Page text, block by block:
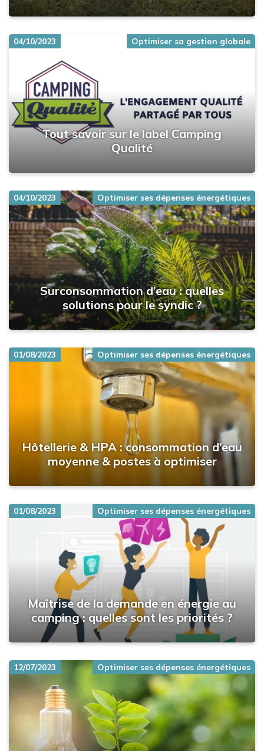
Tout savoir sur le label Camping
Qualité
04/10/2023 Optimiser sa gestion globale
Surconsommation d’eau : quelles
solutions pour le syndic ?
04/10/2023 Optimiser ses dépenses énergétiques
Hôtellerie & HPA : consommation d’eau
moyenne & postes à optimiser
01/08/2023 Optimiser ses dépenses énergétiques
Maîtrise de la demande en énergie au
camping : quelles sont les priorités ?
01/08/2023 Optimiser ses dépenses énergétiques
12/07/2023 Optimiser ses dépenses énergétiques